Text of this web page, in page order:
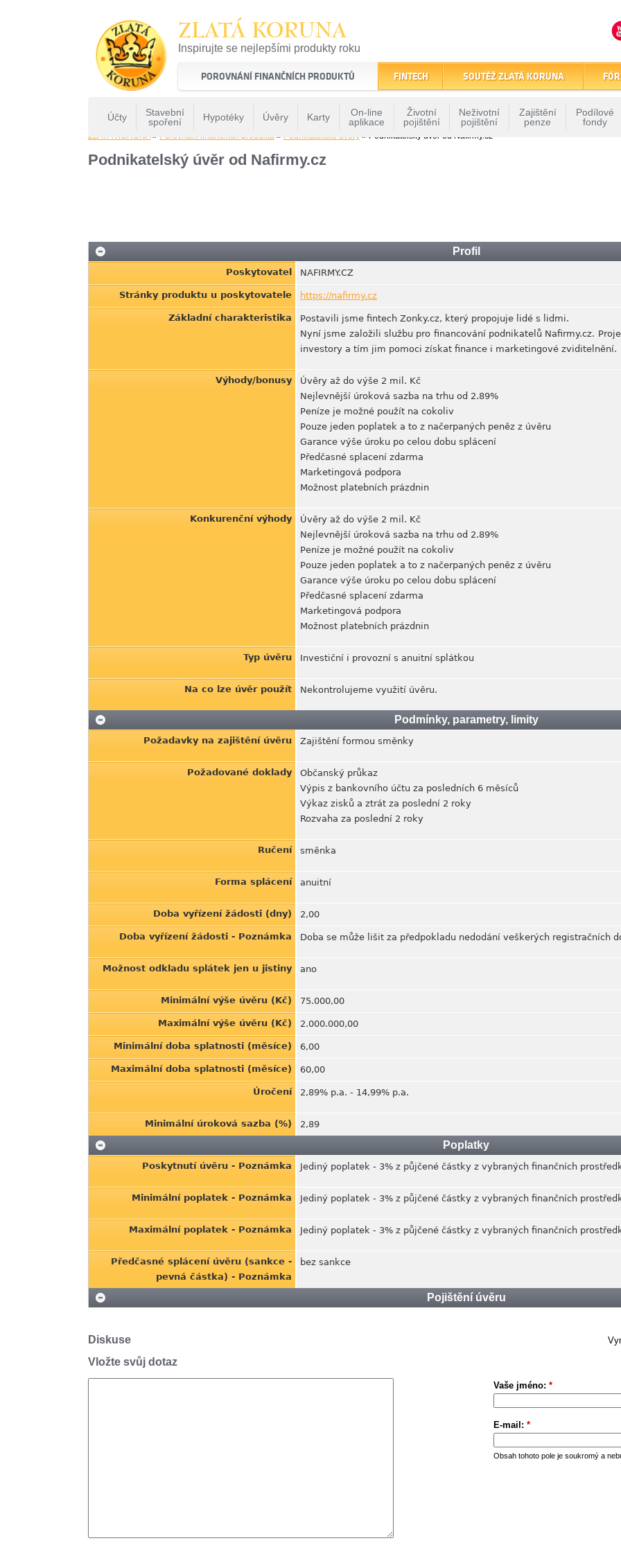
ZLATÁ KORUNA
Inspirujte se nejlepšími produkty roku
22 let tradice a kvality na finančním trhu
POROVNÁNÍ FINANČNÍCH PRODUKTŮ
Účty
Stavební
spoření
Hypotéky Úvěry Karty
On-line
aplikace
Životní
pojištění
Neživotní
pojištění
Zajištění
penze
Podílové
fondy
FINTECH SOUTĚŽ ZLATÁ KORUNA
ZLATÁ KORUNA» Porovnání finančních produktů » Podnikatelské úvěry » Podnikatelský úvěr od Nafirmy.cz
Podnikatelský úvěr od Nafirmy.cz
Profil
Poskytovatel NAFIRMY.CZ
Stránky produktu u poskytovatele https://nafirmy.cz
Základní charakteristika
Postavili jsme fintech Zonky.cz, který propojuje lidé s lidmi.
Nyní jsme založili službu pro financování podnikatelů Nafirmy.cz.
investory a tím jim pomoci získat finance i marketingové zviditelnění.
Výhody/bonusy
Úvěry až do výše 2 mil. Kč
Nejlevnější úroková sazba na trhu od 2.89%
Peníze je možné použít na cokoliv
Pouze jeden poplatek a to z načerpaných peněz z úvěru
Garance výše úroku po celou dobu splácení
Předčasné splacení zdarma
Marketingová podpora
Možnost platebních prázdnin
Konkurenční výhody
Úvěry až do výše 2 mil. Kč
Nejlevnější úroková sazba na trhu od 2.89%
Peníze je možné použít na cokoliv
Pouze jeden poplatek a to z načerpaných peněz z úvěru
Garance výše úroku po celou dobu splácení
Předčasné splacení zdarma
Marketingová podpora
Možnost platebních prázdnin
Typ úvěru Investiční i provozní s anuitní splátkou
Na co lze úvěr použít Nekontrolujeme využití úvěru.
Podmínky, parametry, limity
Požadavky na zajištění úvěru Zajištění formou směnky
Požadované doklady
Občanský průkaz
Výpis z bankovního účtu za posledních 6 měsíců
Výkaz zisků a ztrát za poslední 2 roky
Rozvaha za poslední 2 roky
Ručení směnka
Forma splácení anuitní
Doba vyřízení žádosti (dny) 2,00
Doba vyřízení žádosti - Poznámka Doba se může lišit za předpokladu nedodání veškerých registračních
Možnost odkladu splátek jen u jistiny ano
Minimální výše úvěru (Kč) 75.000,00
Maximální výše úvěru (Kč) 2.000.000,00
Minimální doba splatnosti (měsíce) 6,00
Maximální doba splatnosti (měsíce) 60,00
Úročení 2,89% p.a. - 14,99% p.a.
Minimální úroková sazba (%) 2,89
Poplatky
Poskytnutí úvěru - Poznámka Jediný poplatek - 3% z půjčené částky z vybraných finančních
Minimální poplatek - Poznámka Jediný poplatek - 3% z půjčené částky z vybraných finančních
Maximální poplatek - Poznámka Jediný poplatek - 3% z půjčené částky z vybraných finančních
Předčasné splácení úvěru (sankce -
pevná částka) - Poznámka
bez sankce
Pojištění úvěru
Diskuse
Vložte svůj dotaz
Vaše jméno: *
E-mail: *
Obsah tohoto pole je soukromý a